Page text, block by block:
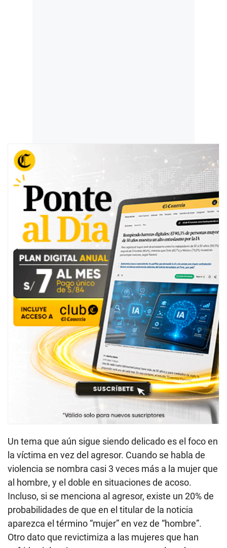
Un tema que aún sigue siendo delicado es el foco en
la víctima en vez del agresor. Cuando se habla de
violencia se nombra casi 3 veces más a la mujer que
al hombre, y el doble en situaciones de acoso.
Incluso, si se menciona al agresor, existe un 20% de
probabilidades de que en el titular de la noticia
aparezca el término “mujer” en vez de “hombre”.
Otro dato que revictimiza a las mujeres que han